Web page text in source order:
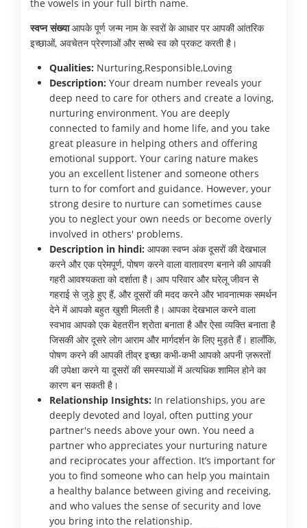
the vowels in your full birth name.
स्वप्न संख्याआपके पूर्ण जन्म नाम के स्वरों के आधार पर आपकी आंतरिक
इच्छाओं, अवचेतन प्रेरणाओं और सच्चे स्व को प्रकट करती है।
Qualities: Nurturing,Responsible,Loving
Description: Your dream number reveals your
deep need to care for others and create a loving,
nurturing environment. You are deeply
connected to family and home life, and you take
great pleasure in helping others and offering
emotional support. Your caring nature makes
you an excellent listener and someone others
turn to for comfort and guidance. However, your
strong desire to nurture can sometimes cause
you to neglect your own needs or become overly
involved in others' problems.
Description in hindi: आपका स्वप्न अंक दूसरों की देखभाल
करने और एक प्रेमपूर्ण, पोषण करने वाला वातावरण बनाने की आपकी
गहरी आवश्यकता को दर्शाता है। आप परिवार और घरेलू जीवन से
गहराई से जुड़े हुए हैं, और दूसरों की मदद करने और भावनात्मक समर्थन
देने में आपको बहुत खुशी मिलती है। आपका देखभाल करने वाला
स्वभाव आपको एक बेहतरीन श्रोता बनाता है और ऐसा व्यक्ति बनाता है
जिसकी ओर दूसरे लोग आराम और मार्गदर्शन के लिए मुड़ते हैं। हालाँकि,
पोषण करने की आपकी तीव्र इच्छा कभी-कभी आपको अपनी ज़रूरतों
की उपेक्षा करने या दूसरों की समस्याओं में अत्यधिक शामिल होने का
कारण बन सकती है।
Relationship Insights: In relationships, you are
deeply devoted and loyal, often putting your
partner's needs above your own. You need a
partner who appreciates your nurturing nature
and reciprocates your affection. It’s important for
you to find someone who can help you maintain
a healthy balance between giving and receiving,
and who values the sense of security and love
you bring into the relationship.